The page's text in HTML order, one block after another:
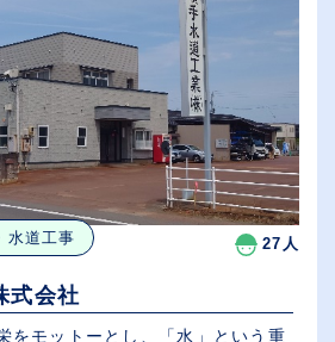
水道工事 27人
式会社
をモットーとし、「水」という重